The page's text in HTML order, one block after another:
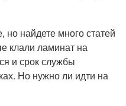
но найдете много статей
клали ламинат на
и срок службы
Но нужно ли идти на